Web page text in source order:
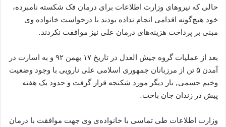
حالی که نیروهای وزارت اطلاعات برای درمان فک شکسته نامبرده‌،
خود هیچ‌گونه اقدامی انجام نداده بودند با درخواست خانواده وی
مبنی بر پرداخت هزینه‌های درمان علی نیز موافقت نکردند.
بعد از عملیات گروه جیش العدل در تاریخ ۱۷ بهمن ۹۲ و به اسارت در
آمدن ۵ تن از مرزبانان جمهوری اسلامی علی نارویی با وجود وضعیت
وخیم جسمی, بار دیگر مورد شکنجه قرار گرفت و حدود یک هفته
پیش در زندان جان باخت.
وزارت اطلاعات طی تماسی با خانواده‌ی وی جهت موافقت با درمان